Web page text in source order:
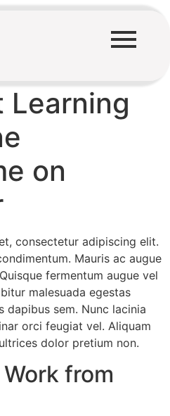
Learning
on
consectetur adipiscing elit.
Mauris ac augue
fermentum augue vel
malesuada egestas
dapibus sem. Nunc lacinia
orci feugiat vel. Aliquam
dolor pretium non.
from